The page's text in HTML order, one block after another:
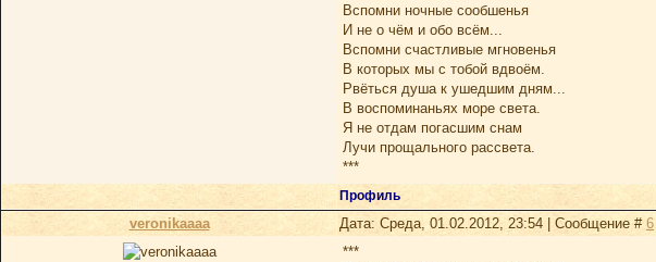
Вспомни ночные сообшенья
И не о чём и обо всём...
Вспомни счастливые мгновенья
В которых мы с тобой вдвоём.
Рвёться душа к ушедшим дням...
В воспоминаньях море света.
Я не отдам погасшим снам
Лучи прощального рассвета.
***
Профиль
veronikaaaa Дата: Среда, 01.02.2012, 23:54 | Сообщение # 6
***